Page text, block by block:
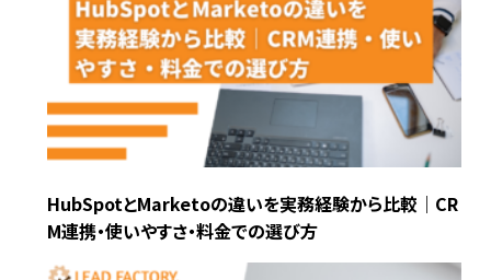
HubSpotとMarketoの違いを実務経験から比較｜CR
M連携・使いやすさ・料金での選び方